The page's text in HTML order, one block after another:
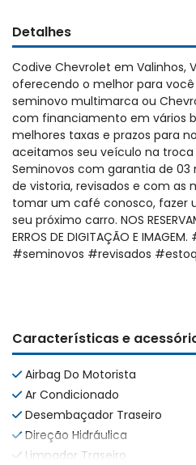
Detalhes
Codive Chevrolet em Valinhos,
oferecendo o melhor para
seminovo multimarca ou
com financiamento em vários
melhores taxas e prazos para
aceitamos seu veículo na
Seminovos com garantia de 03
de vistoria, revisados e com as
tomar um café conosco, fazer
seu próximo carro. NOS
ERROS DE DIGITAÇÃO E
#seminovos #revisados
Características e
Airbag Do Motorista
Ar Condicionado
Desembaçador Traseiro
Direção Hidráulica
Limpador Traseiro